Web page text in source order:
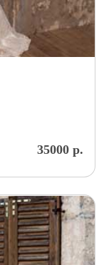
35000 р.